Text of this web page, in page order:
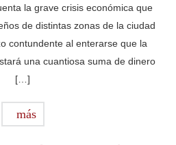
la grave crisis económica que
de distintas zonas de la ciudad
contundente al enterarse que la
una cuantiosa suma de dinero
[…]
más